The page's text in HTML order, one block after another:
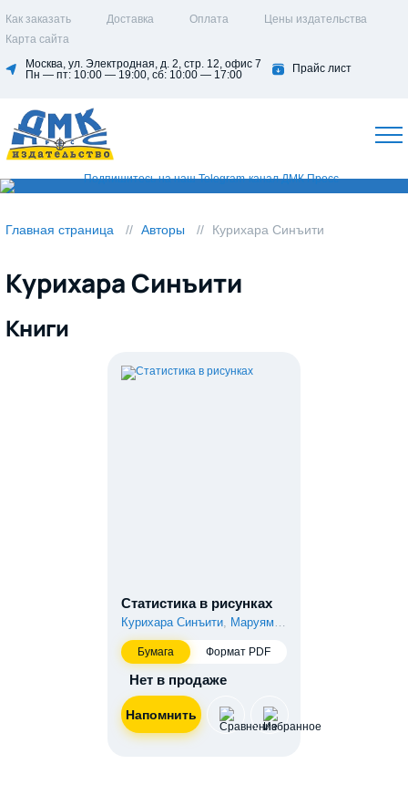
Как заказать Доставка Оплата
Цены издательства
Карта сайта
Москва, ул. Электродная, д. 2, стр. 12, офис 7
Пн — пт: 10:00 — 19:00, сб: 10:00 — 17:00
Прайс лист
Главная страница Авторы Курихара Синъити
Курихара Синъити
Книги
Статистика в рисунках
Курихара Синъити, Маруяма Ацуси
Бумага Формат PDF
Нет в продаже